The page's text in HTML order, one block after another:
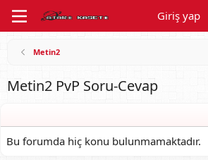
Giriş yap
Metin2
Metin2 PvP Soru-Cevap
Bu forumda hiç konu bulunmamaktadır.